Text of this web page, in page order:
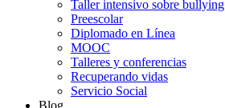
Taller intensivo sobre bullying
Preescolar
Diplomado en Línea
MOOC
Talleres y conferencias
Recuperando vidas
Servicio Social
Blog